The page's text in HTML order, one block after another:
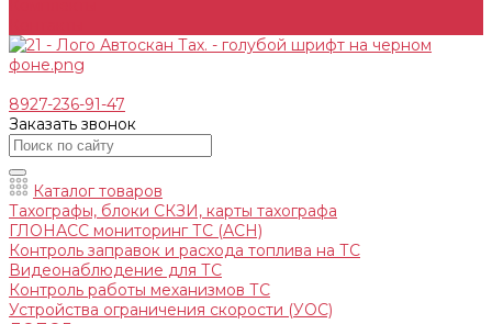
8927-236-91-47
Заказать звонок
Каталог товаров
Тахографы, блоки СКЗИ, карты тахографа
ГЛОНАСС мониторинг ТС (АСН)
Контроль заправок и расхода топлива на ТС
Видеонаблюдение для ТС
Контроль работы механизмов ТС
Устройства ограничения скорости (УОС)